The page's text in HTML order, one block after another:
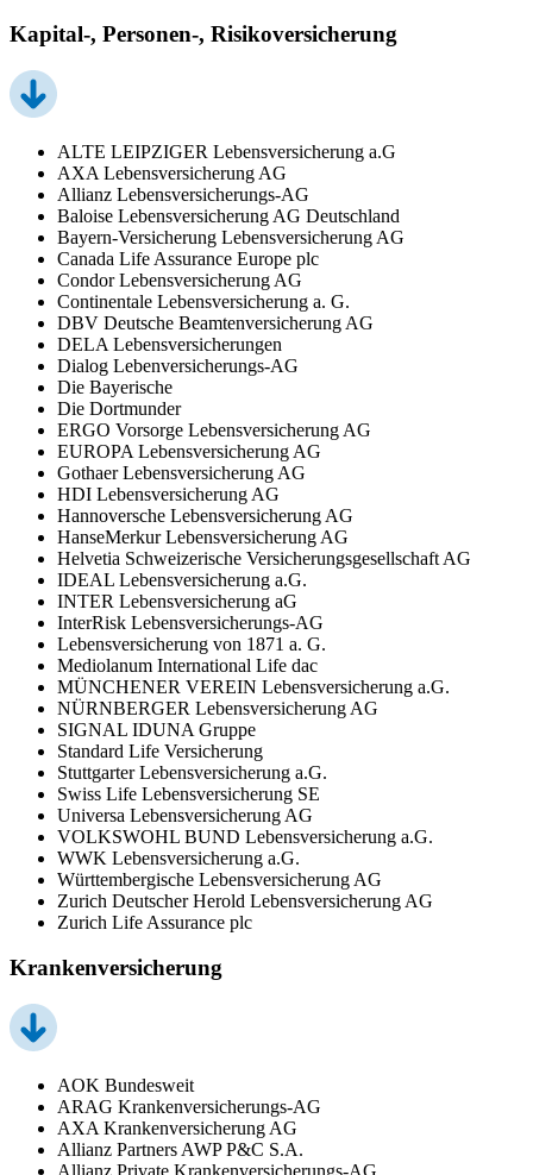
Kapital-, Personen-, Risikoversicherung
ALTE LEIPZIGER Lebensversicherung a.G
AXA Lebensversicherung AG
Allianz Lebensversicherungs-AG
Baloise Lebensversicherung AG Deutschland
Bayern-Versicherung Lebensversicherung AG
Canada Life Assurance Europe plc
Condor Lebensversicherung AG
Continentale Lebensversicherung a. G.
DBV Deutsche Beamtenversicherung AG
DELA Lebensversicherungen
Dialog Lebenversicherungs-AG
Die Bayerische
Die Dortmunder
ERGO Vorsorge Lebensversicherung AG
EUROPA Lebensversicherung AG
Gothaer Lebensversicherung AG
HDI Lebensversicherung AG
Hannoversche Lebensversicherung AG
HanseMerkur Lebensversicherung AG
Helvetia Schweizerische Versicherungsgesellschaft AG
IDEAL Lebensversicherung a.G.
INTER Lebensversicherung aG
InterRisk Lebensversicherungs-AG
Lebensversicherung von 1871 a. G.
Mediolanum International Life dac
MÜNCHENER VEREIN Lebensversicherung a.G.
NÜRNBERGER Lebensversicherung AG
SIGNAL IDUNA Gruppe
Standard Life Versicherung
Stuttgarter Lebensversicherung a.G.
Swiss Life Lebensversicherung SE
Universa Lebensversicherung AG
VOLKSWOHL BUND Lebensversicherung a.G.
WWK Lebensversicherung a.G.
Württembergische Lebensversicherung AG
Zurich Deutscher Herold Lebensversicherung AG
Zurich Life Assurance plc
Krankenversicherung
AOK Bundesweit
ARAG Krankenversicherungs-AG
AXA Krankenversicherung AG
Allianz Partners AWP P&C S.A.
Allianz Private Krankenversicherungs-AG